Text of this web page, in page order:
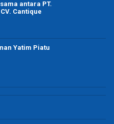
antara PT.
Cantique
Yatim Piatu